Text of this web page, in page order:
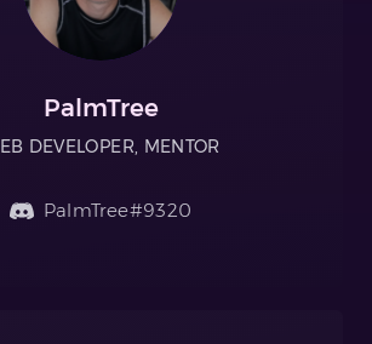
PalmTree
DEVELOPER, MENTOR
PalmTree#9320